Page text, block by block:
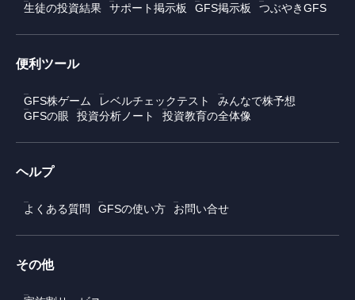
生徒の投資結果 サポート掲示板 GFS掲示板 つぶやきGFS
便利ツール
GFS株ゲーム レベルチェックテスト
みんなで株予想
GFSの眼
投資分析ノート 投資教育の全体像
ヘルプ
よくある質問 GFSの使い方 お問い合せ
その他